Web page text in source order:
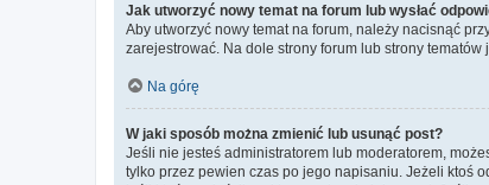
Jak utworzyć nowy temat na forum lub wysłać
Aby utworzyć nowy temat na forum, należy nacisnąć
zarejestrować. Na dole strony forum lub strony
Na górę
W jaki sposób można zmienić lub usunąć post?
Jeśli nie jesteś administratorem lub moderatorem,
tylko przez pewien czas po jego napisaniu. Jeżeli ktoś